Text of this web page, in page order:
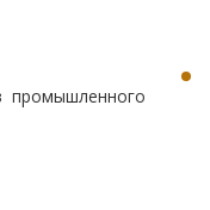
промышленного